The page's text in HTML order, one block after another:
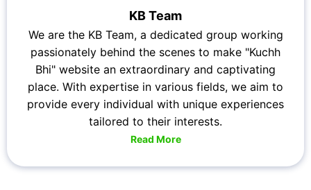
KB Team
We are the KB Team, a dedicated group working
passionately behind the scenes to make "Kuchh
Bhi" website an extraordinary and captivating
place. With expertise in various fields, we aim to
provide every individual with unique experiences
tailored to their interests.
Read More